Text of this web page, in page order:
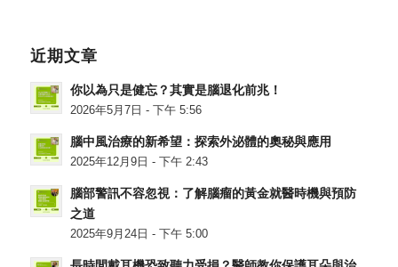
近期文章
你以為只是健忘？其實是腦退化前兆！
2026年5月7日 - 下午 5:56
腦中風治療的新希望：探索外泌體的奧秘與應用
2025年12月9日 - 下午 2:43
腦部警訊不容忽視：了解腦瘤的黃金就醫時機與預防
之道
2025年9月24日 - 下午 5:00